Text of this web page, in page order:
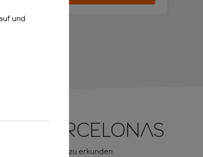
Barcelonas
um Barcelona zu erkunden.
und